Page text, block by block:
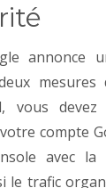
annonce
mesures
vous
compte
avec la
le trafic